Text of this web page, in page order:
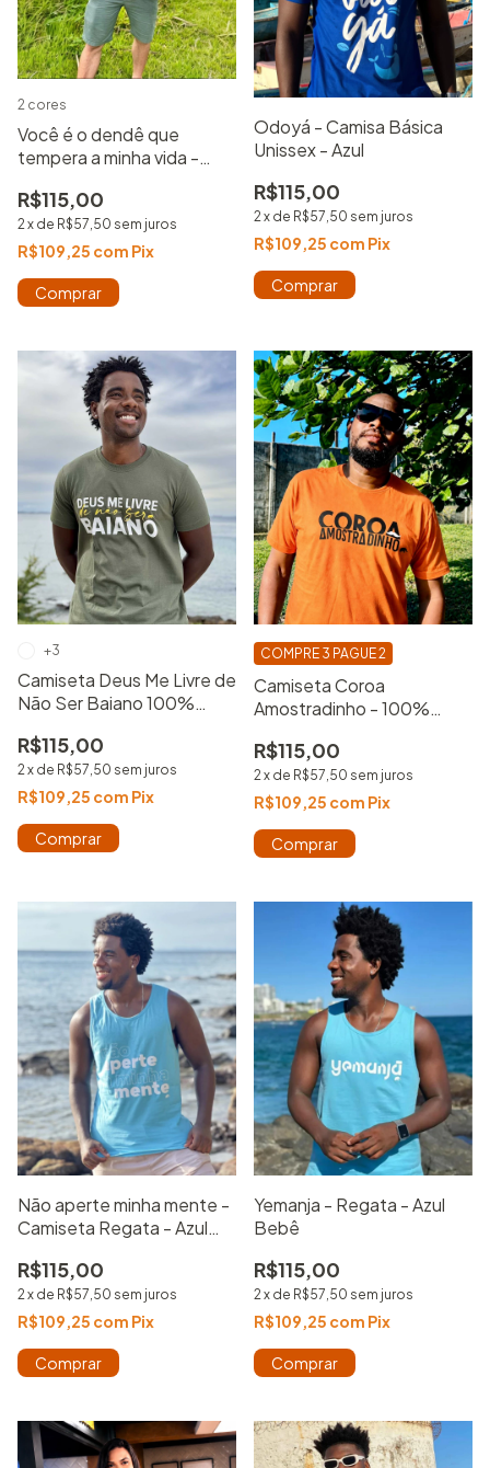
Você é o dendê que
tempera a minha vida -
R$115,00
2x de R$57,50 sem juros
R$109,25 com Pix
2 cores
Comprar
Odoyá - Camisa Básica
Unissex - Azul
R$115,00
2 x de R$57,50 sem juros
R$109,25 com Pix
Comprar
Camiseta Deus Me Livre de
Não Ser Baiano 100%
R$115,00
2x de R$57,50 sem juros
R$109,25 com Pix
+3
Comprar
Camiseta Coroa
Amostradinho - 100%
Estampada
R$115,00
2x de R$57,50 sem juros
COMPRE 3 PAGUE 2
R$109,25 com Pix
Comprar
Não aperte minha mente -
Camiseta Regata - Azul
R$115,00
2x de R$57,50 sem juros
R$109,25 com Pix
Comprar
Yemanja - Regata - Azul
Bebê
R$115,00
2x de R$57,50 sem juros
R$109,25 com Pix
Comprar